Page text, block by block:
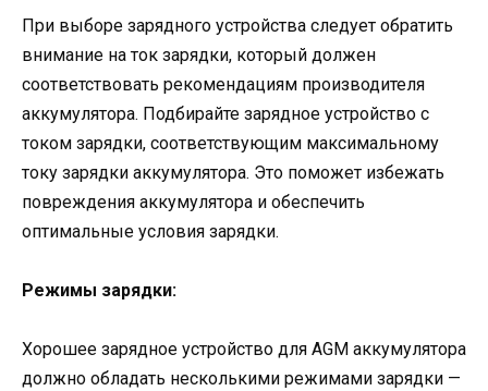
При выборе зарядного устройства следует обратить
внимание на ток зарядки, который должен
соответствовать рекомендациям производителя
аккумулятора. Подбирайте зарядное устройство с
током зарядки, соответствующим максимальному
току зарядки аккумулятора. Это поможет избежать
повреждения аккумулятора и обеспечить
оптимальные условия зарядки.
Режимы зарядки:
Хорошее зарядное устройство для AGM аккумулятора
должно обладать несколькими режимами зарядки —